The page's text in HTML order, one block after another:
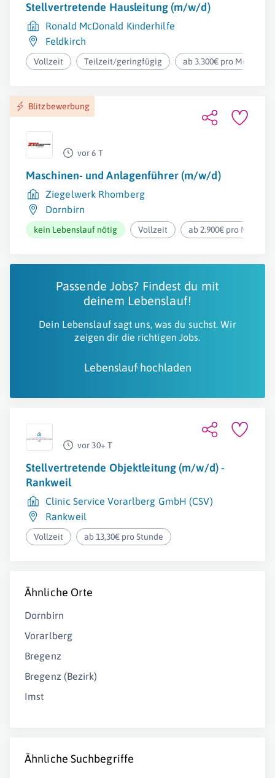
Stellvertretende Hausleitung (m/w/d)
Ronald McDonald Kinderhilfe
Feldkirch
Vollzeit Teilzeit/geringfügig ab 3.300€ pro Monat
Blitzbewerbung
vor 6 T
Maschinen- und Anlagenführer (m/w/d)
Ziegelwerk Rhomberg
Dornbirn
kein Lebenslauf nötig Vollzeit ab 2.900€ pro Monat
Passende Jobs? Findest du mit
deinem Lebenslauf!
Dein Lebenslauf sagt uns, was du suchst. Wir
zeigen dir die richtigen Jobs.
Lebenslauf hochladen
vor 30+ T
Stellvertretende Objektleitung (m/w/d) -
Rankweil
Clinic Service Vorarlberg GmbH (CSV)
Rankweil
Vollzeit ab 13,30€ pro Stunde
Ähnliche Orte
Dornbirn
Vorarlberg
Bregenz
Bregenz (Bezirk)
Imst
Ähnliche Suchbegriffe